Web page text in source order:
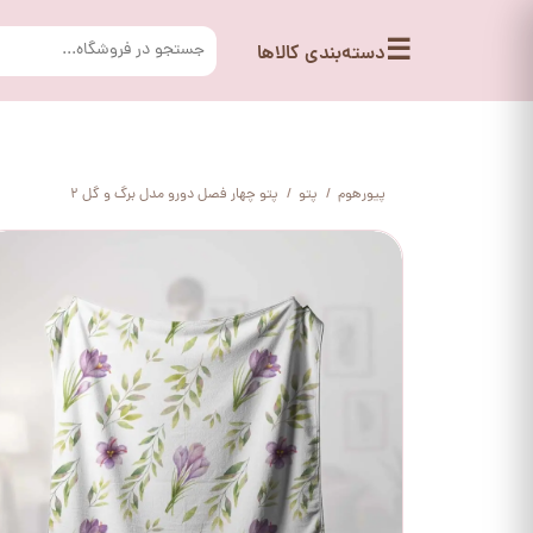
☰دسته‌بندی کالاها
پیورهوم پتو پتو چهار فصل دورو مدل برگ و گل 2